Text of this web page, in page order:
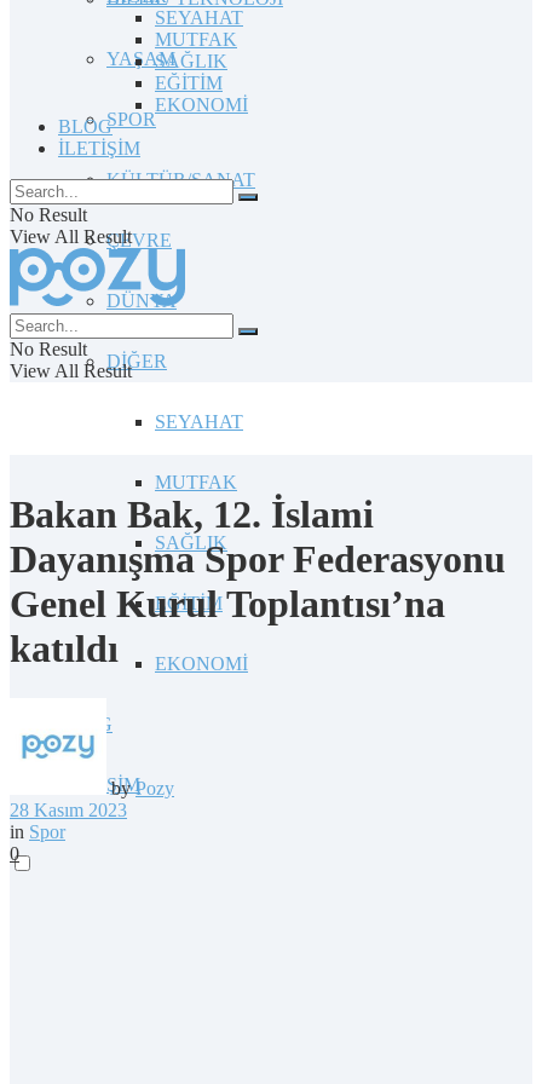
YAŞAM
SPOR
KÜLTÜR/SANAT
ÇEVRE
DÜNYA
DİĞER
SEYAHAT
MUTFAK
SAĞLIK
EĞİTİM
EKONOMİ
BLOG
İLETİŞİM
SEYAHAT
MUTFAK
SAĞLIK
EĞİTİM
EKONOMİ
BLOG
İLETİŞİM
No Result
View All Result
No Result
View All Result
Bakan Bak, 12. İslami
Dayanışma Spor Federasyonu
Genel Kurul Toplantısı’na
katıldı
by Pozy
28 Kasım 2023
in Spor
0